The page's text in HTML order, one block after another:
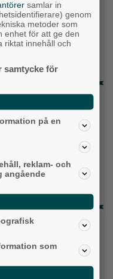
veckan
plats under
augusti
– nu växlar
samlar in
genom
metoder som
enhet för att ge den
riktat innehåll och
samtycke för
på en
reklam- och
angående
som